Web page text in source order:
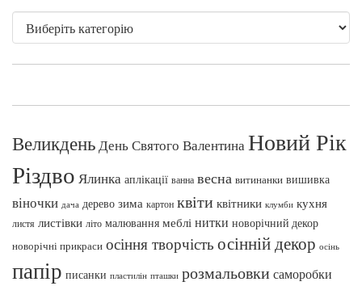
ВеликденьДень Святого ВалентинаНовий Рік
Різдво Ялинка аплікації ванна весна витинанки вишивка
віночки дача дерево зима картон квіти квітники клумби кухня
листя листівки літо малювання меблі нитки новорічний декор
новорічні прикраси осіння творчість осінній декор осінь
папір писанки пластилін пташки розмальовки саморобки